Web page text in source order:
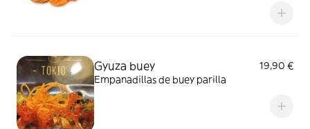
Gyuza buey
19,90 €
Empanadillas de buey parilla